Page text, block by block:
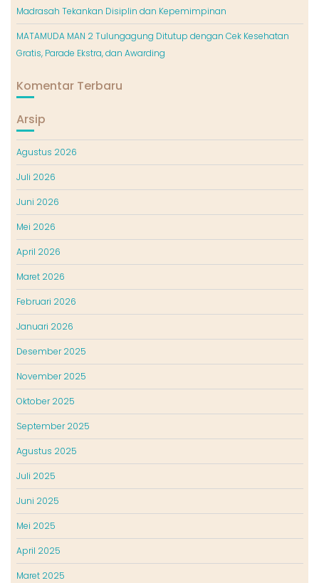
Madrasah Tekankan Disiplin dan Kepemimpinan
MATAMUDA MAN 2 Tulungagung Ditutup dengan Cek Kesehatan
Gratis, Parade Ekstra, dan Awarding
Komentar Terbaru
Arsip
Agustus 2026
Juli 2026
Juni 2026
Mei 2026
April 2026
Maret 2026
Februari 2026
Januari 2026
Desember 2025
November 2025
Oktober 2025
September 2025
Agustus 2025
Juli 2025
Juni 2025
Mei 2025
April 2025
Maret 2025